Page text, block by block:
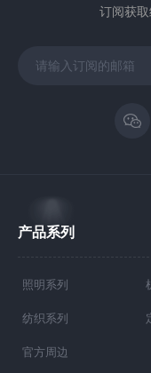
订阅获
产品系列
照明系列
纺织系列
官方周边